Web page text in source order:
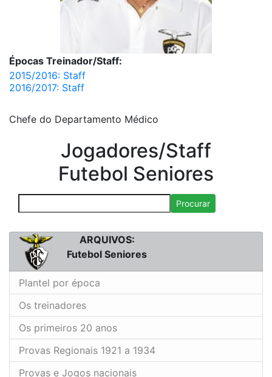
Épocas Treinador/Staff:
2015/2016: Staff
2016/2017: Staff
Chefe do Departamento Médico
Jogadores/Staff
Futebol Seniores
Procurar
ARQUIVOS:
Futebol Seniores
Plantel por época
Os treinadores
Os primeiros 20 anos
Provas Regionais 1921 a 1934
Provas e Jogos nacionais